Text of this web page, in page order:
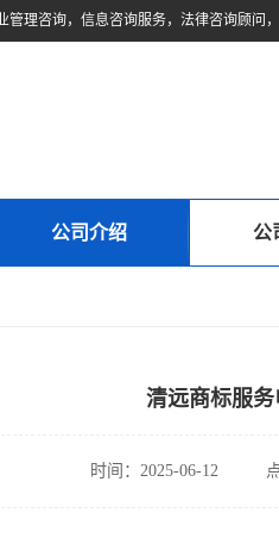
公司介绍 公
清远商标服务
时间：2025-06-12